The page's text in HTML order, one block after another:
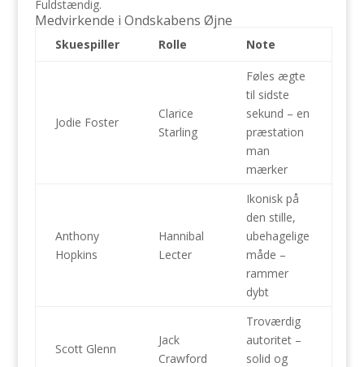
Fuldstændig.
Medvirkende i Ondskabens Øjne
Skuespiller Rolle Note
Jodie Foster
Clarice
Starling
Føles ægte
til sidste
sekund – en
præstation
man
mærker
Anthony
Hopkins
Hannibal
Lecter
Ikonisk på
den stille,
ubehagelige
måde –
rammer
dybt
Scott Glenn
Jack
Crawford
Troværdig
autoritet –
solid og